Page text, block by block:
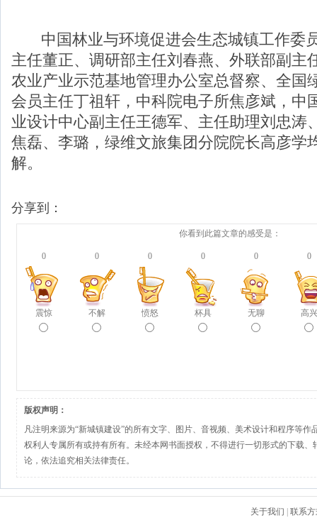
中国林业与环境促进会生态城镇工作委
主任董正、调研部主任刘春燕、外联部副主
农业产业示范基地管理办公室总督察、全国
会员主任丁祖轩，中科院电子所焦彦斌，中
业设计中心副主任王德军、主任助理刘忠涛
焦磊、李璐，绿维文旅集团分院院长高彦学
解。
分享到：
你看到此篇文章的感受是：
0
震惊
0
不解
0
愤怒
0
杯具
0
无聊
0
高兴
版权声明：
凡注明来源为“新城镇建设”的所有文字、图片、音视频、美术设计和程序等作
权利人专属所有或持有所有。未经本网书面授权，不得进行一切形式的下载、
论，依法追究相关法律责任。
关于我们
联系